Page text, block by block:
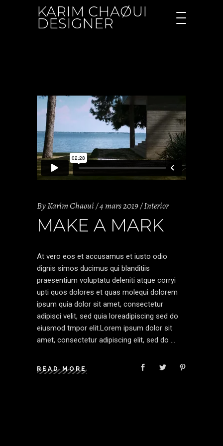
KARIM CHAØUI
DESIGNER
ByKarim Chaoui 4 mars 2019 Interior
MAKE A MARK
At vero eos et accusamus et iusto odio
dignis simos ducimus qui blanditiis
praesentium voluptatu deleniti atque corryi
upti quos dolores et quas molequi dolorem
ipsum quia dolor sit amet, consectetur
adipisci velit, sed quia loreadipiscing sed do
eiusmod tmpor elit.Lorem ipsum dolor sit
amet, consectetur adipiscing elit, sed do
READ MORE